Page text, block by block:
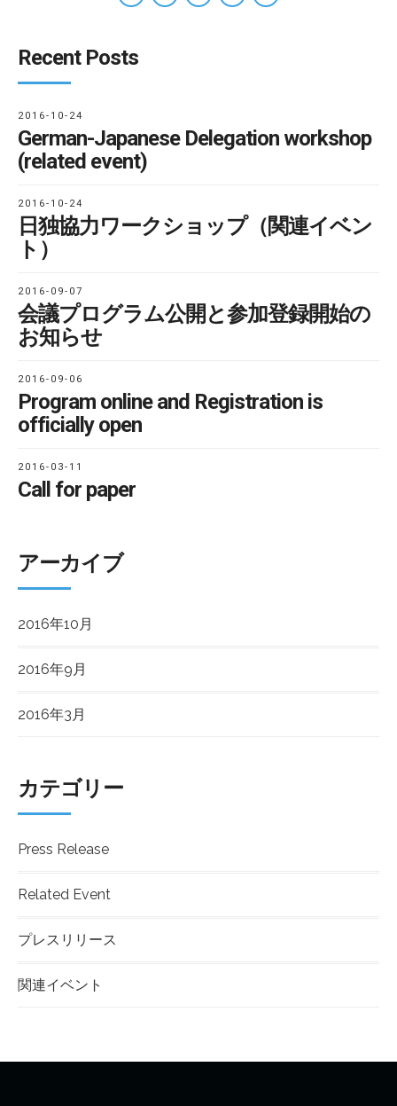
Recent Posts
2016-10-24
German-Japanese Delegation workshop
(related event)
2016-10-24
日独協力ワークショップ（関連イベン
ト）
2016-09-07
会議プログラム公開と参加登録開始の
お知らせ
2016-09-06
Program online and Registration is
officially open
2016-03-11
Call for paper
アーカイブ
2016年10月
2016年9月
2016年3月
カテゴリー
Press Release
Related Event
プレスリリース
関連イベント